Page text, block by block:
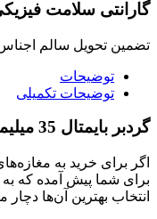
گارانتی سلامت
تضمین تحویل سالم
توضیحات
توضیحات تکمیلی
گردبر بایمتال 35 میلیمتری رونیکس کد RH-5226
اگر برای خرید به
برای شما پیش آمده که به
انتخاب بهترین آن‌ها